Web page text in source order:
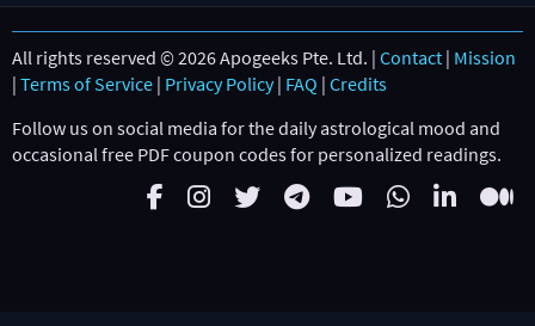
All rights reserved © 2026 Apogeeks Pte. Ltd. | Contact | Mission
| Terms of Service | Privacy Policy| FAQ | Credits
Follow us on social media for the daily astrological mood and
occasional free PDF coupon codes for personalized readings.